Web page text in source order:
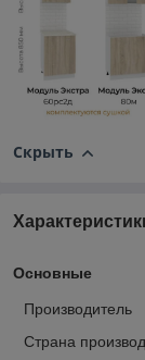
Скрыть
Основные
Производитель
Страна